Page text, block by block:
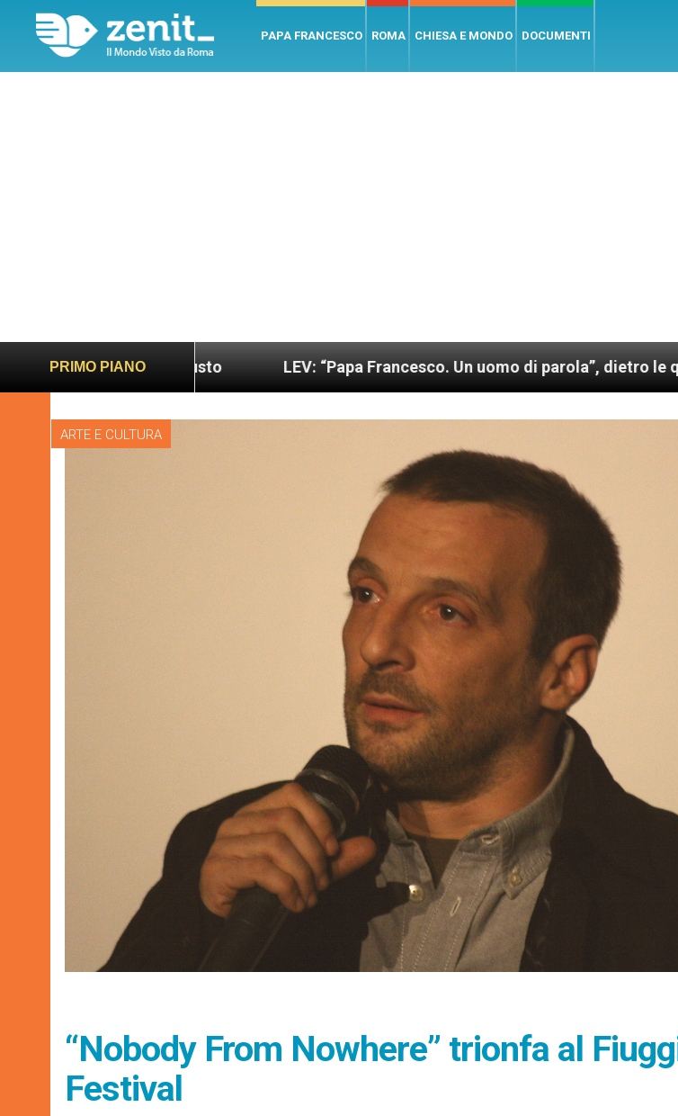
PAPA FRANCESCO ROMA CHIESA E MONDO DOCUMENTI
PRIMO PIANO
e giusto LEV: “Papa Francesco. Un uomo di parola”, dietro le quinte
ARTE E CULTURA
“Nobody From Nowhere” trionfa al
Festival